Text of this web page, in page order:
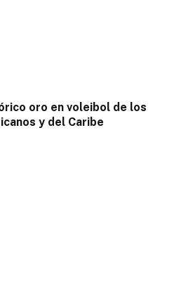
oro en voleibol de los
y del Caribe